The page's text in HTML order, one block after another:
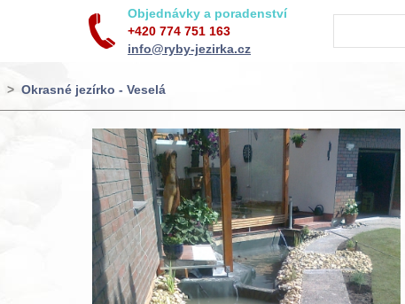
Objednávky a poradenství
+420 774 751 163
info@ryby-jezirka.cz
> Okrasné jezírko - Veselá